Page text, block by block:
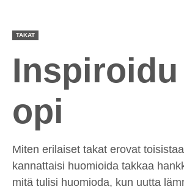
TAKAT
opi
Miten erilaiset takat erovat
kannattaisi huomioida takkaa
mitä tulisi huomioda, kun uutta